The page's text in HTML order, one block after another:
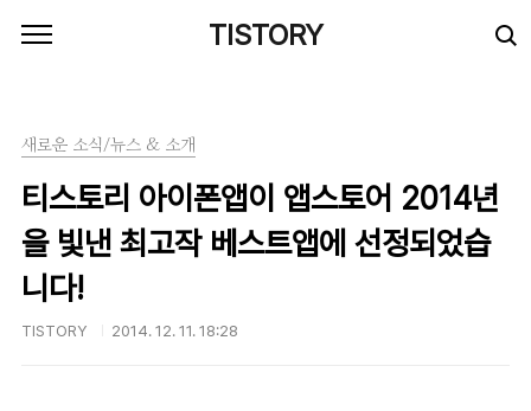
TISTORY
새로운 소식/뉴스 & 소개
티스토리 아이폰앱이 앱스토어 2014년
을 빛낸 최고작 베스트앱에 선정되었습
니다!
TISTORY 2014. 12. 11. 18:28